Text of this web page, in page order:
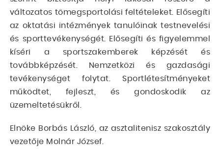
változatos tömegsportolási feltételeket. Elősegíti
az oktatási intézmények tanulóinak testnevelési
és sporttevékenységét. Elősegíti és figyelemmel
kíséri a sportszakemberek képzését és
továbbképzését. Nemzetközi és gazdasági
tevékenységet folytat. Sportlétesítményeket
működtet, fejleszt, és gondoskodik az
üzemeltetésükről.
Elnöke Borbás László, az asztalitenisz szakosztály
vezetője Molnár József.